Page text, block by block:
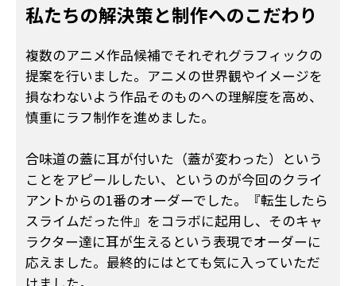
私たちの解決策と制作へのこだわり
複数のアニメ作品候補でそれぞれグラフィックの
提案を行いました。アニメの世界観やイメージを
損なわないよう作品そのものへの理解度を高め、
慎重にラフ制作を進めました。
合味道の蓋に耳が付いた（蓋が変わった）という
ことをアピールしたい、というのが今回のクライ
アントからの1番のオーダーでした。『転生したら
スライムだった件』をコラボに起用し、そのキャ
ラクター達に耳が生えるという表現でオーダーに
応えました。最終的にはとても気に入っていただ